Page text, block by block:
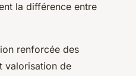
la différence entre
renforcée des
valorisation de